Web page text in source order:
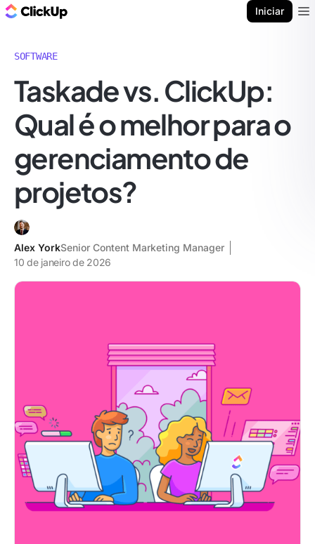
Iniciar
SOFTWARE
Taskade vs. ClickUp:
Qual é o melhor para o
gerenciamento de
projetos?
Alex YorkSenior Content Marketing Manager
10 de janeiro de 2026